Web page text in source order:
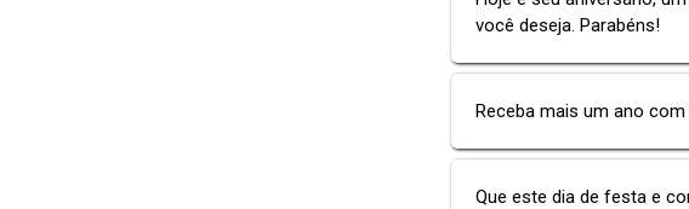
você deseja. Parabéns!
Receba mais um ano
Que este dia de festa e